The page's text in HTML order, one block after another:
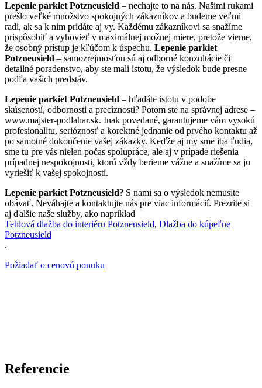
Lepenie parkiet Potzneusield – nechajte to na nás. Našimi rukami
prešlo veľké množstvo spokojných zákazníkov a budeme veľmi
radi, ak sa k nim pridáte aj vy. Každému zákazníkovi sa snažíme
prispôsobiť a vyhovieť v maximálnej možnej miere, pretože vieme,
že osobný prístup je kľúčom k úspechu. Lepenie parkiet
Potzneusield – samozrejmosťou sú aj odborné konzultácie či
detailné poradenstvo, aby ste mali istotu, že výsledok bude presne
podľa vašich predstáv.
Lepenie parkiet Potzneusield – hľadáte istotu v podobe
skúseností, odbornosti a precíznosti? Potom ste na správnej adrese –
www.majster-podlahar.sk. Inak povedané, garantujeme vám vysokú
profesionalitu, serióznosť a korektné jednanie od prvého kontaktu až
po samotné dokončenie vašej zákazky. Keďže aj my sme iba ľudia,
sme tu pre vás nielen počas spolupráce, ale aj v prípade riešenia
prípadnej nespokojnosti, ktorú vždy berieme vážne a snažíme sa ju
vyriešiť k vašej spokojnosti.
Lepenie parkiet Potzneusield? S nami sa o výsledok nemusíte
obávať. Neváhajte a kontaktujte nás pre viac informácií. Prezrite si
aj ďalšie naše služby, ako napríklad
Tehlová dlažba do interiéru Potzneusield, Dlažba do kúpeľne
Potzneusield
.
Požiadať o cenovú ponuku
Referencie